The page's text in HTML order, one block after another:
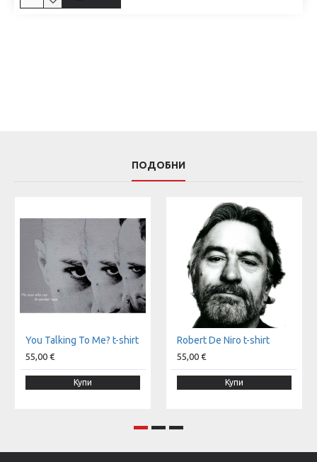
ПОДОБНИ
You Talking To Me? t-shirt
55,00 €
Купи
Robert De Niro t-shirt
55,00 €
Купи